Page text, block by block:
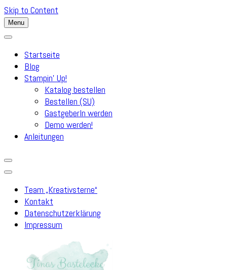
Skip to Content
Menu
Startseite
Blog
Stampin’ Up!
Katalog bestellen
Bestellen (SU)
GastgeberIn werden
Demo werden!
Anleitungen
Team „Kreativsterne“
Kontakt
Datenschutzerklärung
Impressum